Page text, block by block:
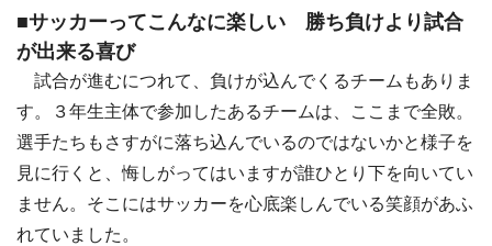
■サッカーってこんなに楽しい 勝ち負けより試合
が出来る喜び
試合が進むにつれて、負けが込んでくるチームもありま
す。３年生主体で参加したあるチームは、ここまで全敗。
選手たちもさすがに落ち込んでいるのではないかと様子を
見に行くと、悔しがってはいますが誰ひとり下を向いてい
ません。そこにはサッカーを心底楽しんでいる笑顔があふ
れていました。